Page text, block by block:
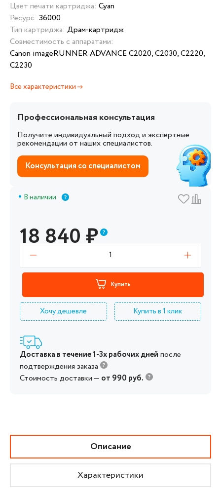
Цвет печати картриджа: Cyan
Ресурс: 36000
Тип картриджа: Драм-картридж
Совместимость с аппаратами:
Canon imageRUNNER ADVANCE C2020, C2030, C2220,
C2230
Все характеристики
Профессиональная консультация
Получите индивидуальный подход и экспертные
рекомендации от наших специалистов.
Консультация со специалистом
В наличии
18 840₽
1
Купить
Хочу дешевле Купить в 1 клик
Доставка в течение 1-3х рабочих дней после
подтверждения заказа
Стоимость доставки — от 990 руб.
Описание
Характеристики